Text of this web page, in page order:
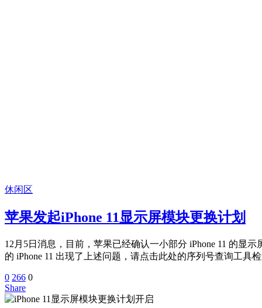
休闲区
苹果发起iPhone 11显示屏模块更换计划
12月5日消息，目前，苹果已经确认一小部分 iPhone 11 的显
的 iPhone 11 出现了上述问题，请点击此处的序列号查询工
0 266 0
Share